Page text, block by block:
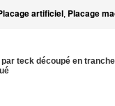
artificiel, Placage
teck découpé en